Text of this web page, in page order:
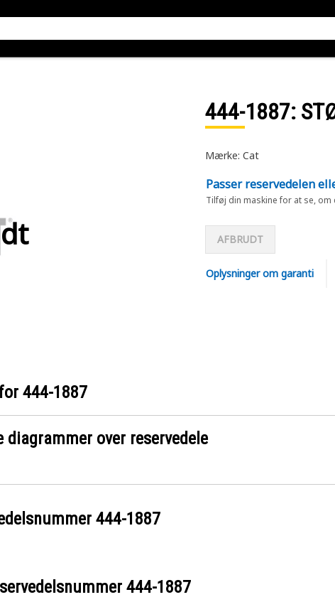
444-1887:
Mærke: Cat
Passer reservedelen
Tilføj din maskine for at se,
AFBRUDT
Oplysninger om garanti
444-1887
diagrammer over reservedele
444-1887
444-1887